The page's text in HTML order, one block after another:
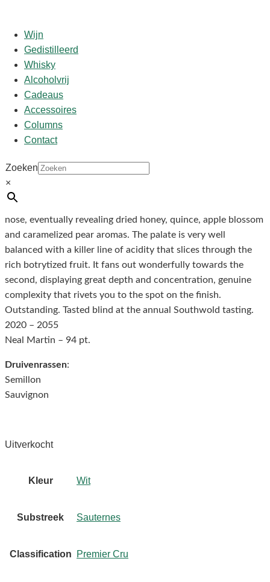
Wijn
Gedistilleerd
Whisky
Alcoholvrij
Cadeaus
Accessoires
Columns
Contact
Zoeken
×
Start/shop
Climens 2014 0.375
€40,95
The 2014 Climens has to shake off a little reduction on the
nose, eventually revealing dried honey, quince, apple blossom
and caramelized pear aromas. The palate is very well
balanced with a killer line of acidity that slices through the
rich botrytized fruit. It fans out wonderfully towards the
second, displaying great depth and concentration, genuine
complexity that rivets you to the spot on the finish.
Outstanding. Tasted blind at the annual Southwold tasting.
2020 – 2055
Neal Martin – 94 pt.
Druivenrassen:
Semillon
Sauvignon
Uitverkocht
Kleur Wit
Substreek Sauternes
Classification Premier Cru